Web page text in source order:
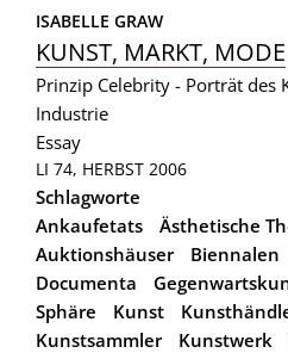
ISABELLE GRAW
KUNST, MARKT, MODE
Prinzip Celebrity - Porträt des
Industrie
Essay
LI 74, HERBST 2006
Schlagworte
Ankaufetats
Ästhetische
Auktionshäuser
Biennalen
Documenta
Sphäre
Kunst
Kunstsammler
Kunstwerk